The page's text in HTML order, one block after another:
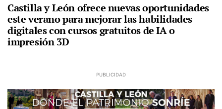
Castilla y León ofrece nuevas oportunidades
este verano para mejorar las habilidades
digitales con cursos gratuitos de IA o
impresión 3D